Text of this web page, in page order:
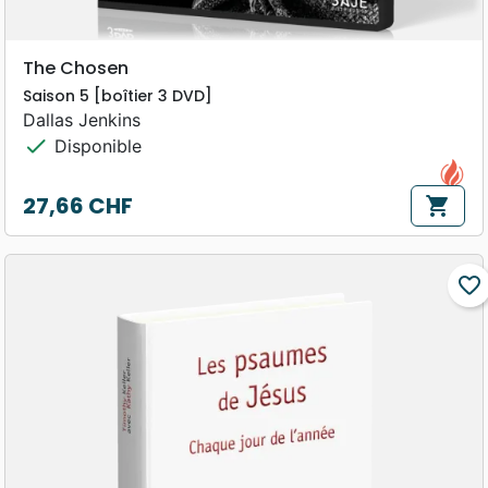
The Chosen
Saison 5 [boîtier 3 DVD]
Dallas Jenkins
check Disponible
Prix
27,66 CHF shopping_cart
favorite_border